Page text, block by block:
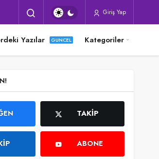
Giriş Yap
Yazılar Kategoriler
TAKIP
ABONE